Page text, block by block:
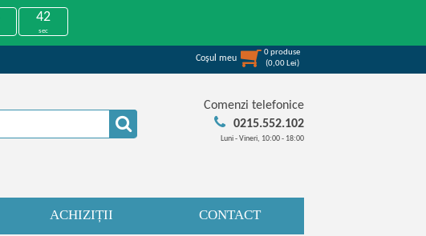
42
sec
Coşul meu
0produse
(0,00 Lei)
Comenzi telefonice
0215.552.102
Luni - Vineri, 10:00 - 18:00
ACHIZIȚII CONTACT